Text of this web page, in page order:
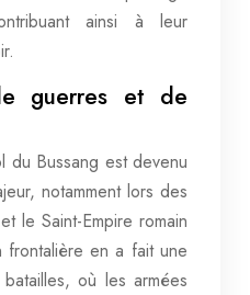
ainsi à leur
guerres et de
Bussang est devenu
notamment lors des
le Saint-Empire romain
frontalière en a fait une
où les armées